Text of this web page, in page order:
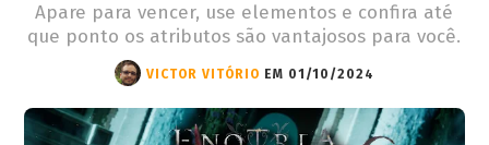
Apare para vencer, use elementos e confira até
que ponto os atributos são vantajosos para você.
VICTOR VITÓRIO EM 01/10/2024